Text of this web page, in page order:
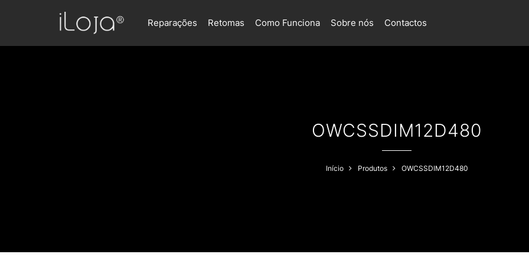
Reparações Retomas Como Funciona Sobre nós Contactos
OWCSSDIM12D480
Início Produtos OWCSSDIM12D480